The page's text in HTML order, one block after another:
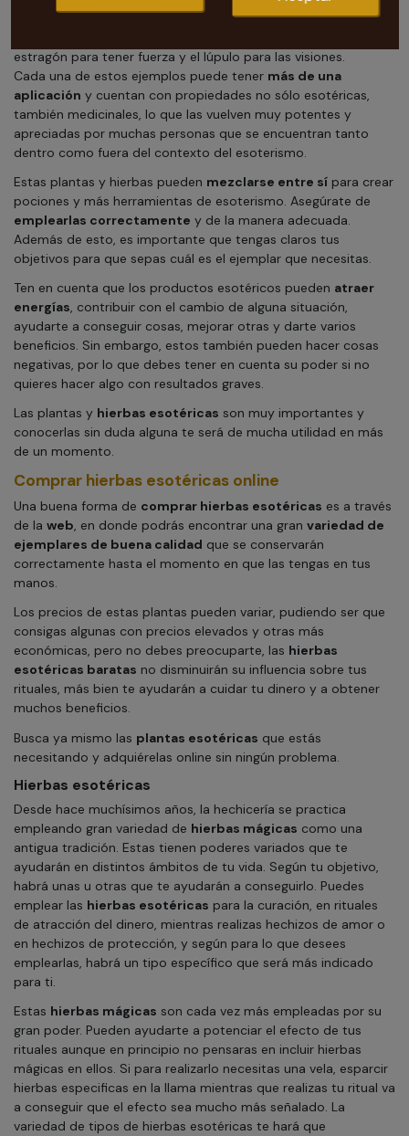
Otros usos: hay plantas que se emplean cuando quieres
estragón para tener fuerza y el lúpulo para las visiones.
Cada una de estos ejemplos puede tener más de una
aplicación y cuentan con propiedades no sólo esotéricas,
también medicinales, lo que las vuelven muy potentes y
apreciadas por muchas personas que se encuentran tanto
dentro como fuera del contexto del esoterismo.
Estas plantas y hierbas pueden mezclarse entre sí para crear
pociones y más herramientas de esoterismo. Asegúrate de
emplearlas correctamente y de la manera adecuada.
Además de esto, es importante que tengas claros tus
objetivos para que sepas cuál es el ejemplar que necesitas.
Ten en cuenta que los productos esotéricos pueden atraer
energías, contribuir con el cambio de alguna situación,
ayudarte a conseguir cosas, mejorar otras y darte varios
beneficios. Sin embargo, estos también pueden hacer cosas
negativas, por lo que debes tener en cuenta su poder si no
quieres hacer algo con resultados graves.
Las plantas y hierbas esotéricas son muy importantes y
conocerlas sin duda alguna te será de mucha utilidad en más
de un momento.
Comprar hierbas esotéricas online
Una buena forma de comprar hierbas esotéricas es a través
de la web, en donde podrás encontrar una gran variedad de
ejemplares de buena calidad que se conservarán
correctamente hasta el momento en que las tengas en tus
manos.
Los precios de estas plantas pueden variar, pudiendo ser que
consigas algunas con precios elevados y otras más
económicas, pero no debes preocuparte, las hierbas
esotéricas baratas no disminuirán su influencia sobre tus
rituales, más bien te ayudarán a cuidar tu dinero y a obtener
muchos beneficios.
Busca ya mismo las plantas esotéricas que estás
necesitando y adquiérelas online sin ningún problema.
Hierbas esotéricas
Desde hace muchísimos años, la hechicería se practica
empleando gran variedad de hierbas mágicas como una
antigua tradición. Estas tienen poderes variados que te
ayudarán en distintos ámbitos de tu vida. Según tu objetivo,
habrá unas u otras que te ayudarán a conseguirlo. Puedes
emplear las hierbas esotéricas para la curación, en rituales
de atracción del dinero, mientras realizas hechizos de amor o
en hechizos de protección, y según para lo que desees
emplearlas, habrá un tipo específico que será más indicado
para ti.
Estas hierbas mágicas son cada vez más empleadas por su
gran poder. Pueden ayudarte a potenciar el efecto de tus
rituales aunque en principio no pensaras en incluir hierbas
mágicas en ellos. Si para realizarlo necesitas una vela, esparcir
hierbas especificas en la llama mientras que realizas tu ritual va
a conseguir que el efecto sea mucho más señalado. La
variedad de tipos de hierbas esotéricas te hará que